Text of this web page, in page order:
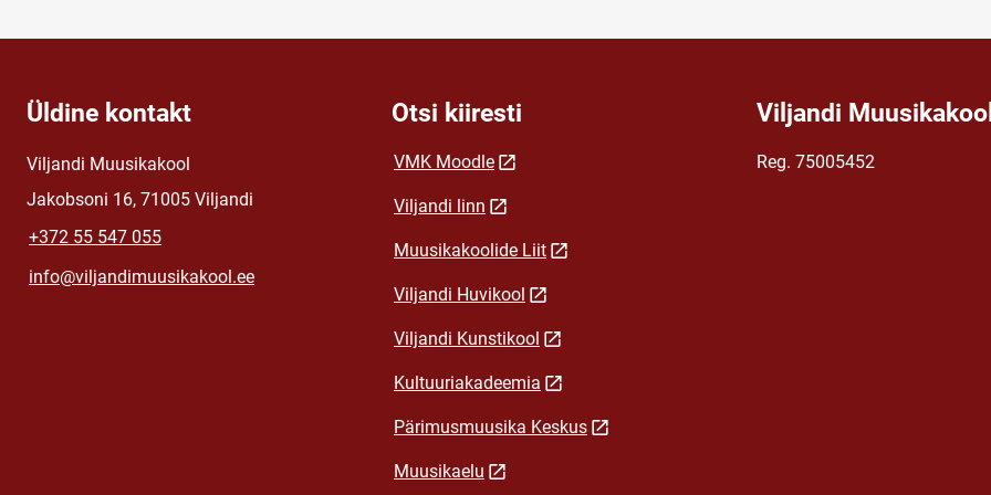
Üldine kontakt
Viljandi Muusikakool
Jakobsoni 16, 71005 Viljandi
+372 55 547 055
info@viljandimuusikakool.ee
Otsi kiiresti
VMK Moodle
Viljandi linn
Muusikakoolide Liit
Viljandi Huvikool
Viljandi Kunstikool
Kultuuriakadeemia
Pärimusmuusika Keskus
Muusikaelu
Viljandi
Reg. 75005452